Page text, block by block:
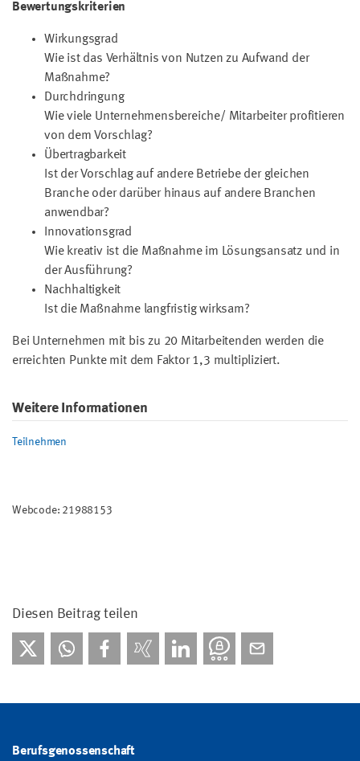
Bewertungskriterien
Wirkungsgrad
Wie ist das Verhältnis von Nutzen zu Aufwand der
Maßnahme?
Durchdringung
Wie viele Unternehmensbereiche/ Mitarbeiter profitieren
von dem Vorschlag?
Übertragbarkeit
Ist der Vorschlag auf andere Betriebe der gleichen
Branche oder darüber hinaus auf andere Branchen
anwendbar?
Innovationsgrad
Wie kreativ ist die Maßnahme im Lösungsansatz und in
der Ausführung?
Nachhaltigkeit
Ist die Maßnahme langfristig wirksam?
Bei Unternehmen mit bis zu 20 Mitarbeitenden werden die
erreichten Punkte mit dem Faktor 1,3 multipliziert.
Weitere Informationen
Teilnehmen
Webcode: 21988153
Diesen Beitrag teilen
Berufsgenossenschaft